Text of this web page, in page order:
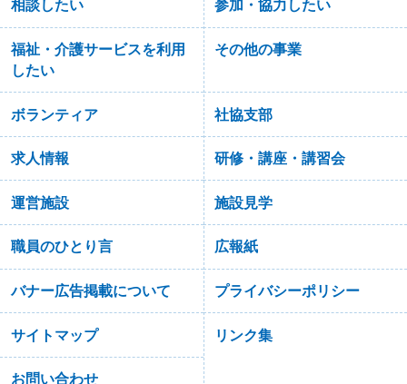
相談したい 参加・協力したい
福祉・介護サービスを利用
したい
その他の事業
ボランティア 社協支部
求人情報 研修・講座・講習会
運営施設 施設見学
職員のひとり言 広報紙
バナー広告掲載について プライバシーポリシー
サイトマップ リンク集
お問い合わせ